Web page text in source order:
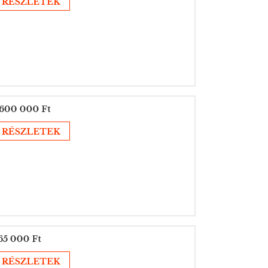
000 Ft
RÉSZLETEK
000 Ft
RÉSZLETEK